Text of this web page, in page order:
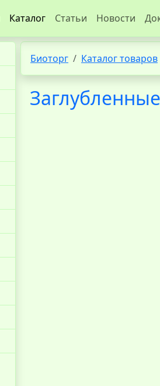
Каталог Статьи Новости
Биоторг Каталог товаров